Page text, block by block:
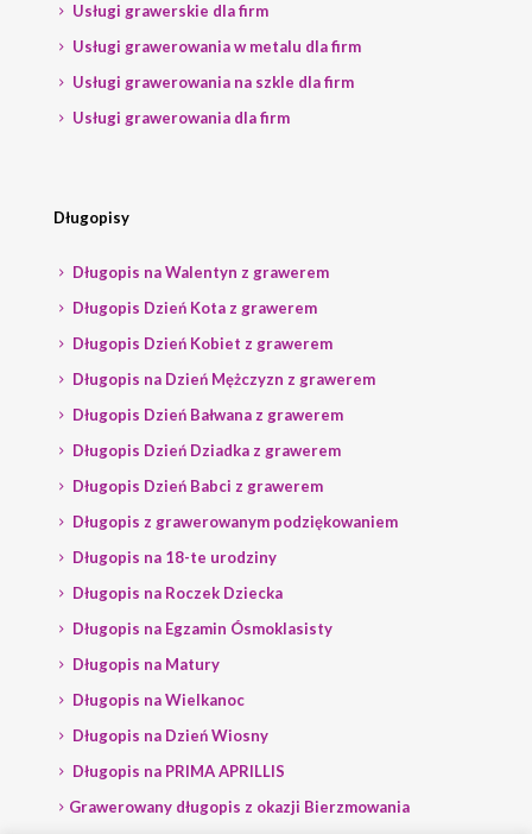
Usługi grawerskie dla firm
Usługi grawerowania w metalu dla firm
Usługi grawerowania na szkle dla firm
Usługi grawerowania dla firm
Długopisy
Długopis na Walentyn z grawerem
Długopis Dzień Kota z grawerem
Długopis Dzień Kobiet z grawerem
Długopis na Dzień Mężczyzn z grawerem
Długopis Dzień Bałwana z grawerem
Długopis Dzień Dziadka z grawerem
Długopis Dzień Babci z grawerem
Długopis z grawerowanym podziękowaniem
Długopis na 18-te urodziny
Długopis na Roczek Dziecka
Długopis na Egzamin Ósmoklasisty
Długopis na Matury
Długopis na Wielkanoc
Długopis na Dzień Wiosny
Długopis na PRIMA APRILLIS
Grawerowany długopis z okazji Bierzmowania